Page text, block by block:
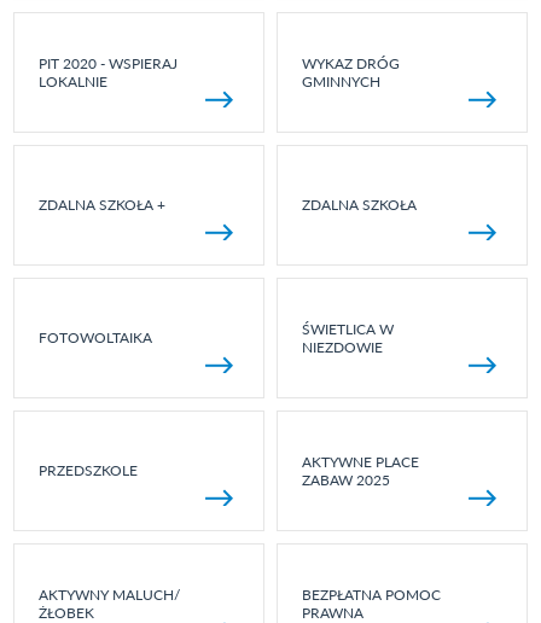
PIT 2020 - WSPIERAJ
LOKALNIE
WYKAZ DRÓG
GMINNYCH
ZDALNA SZKOŁA + ZDALNA SZKOŁA
FOTOWOLTAIKA
ŚWIETLICA W
NIEZDOWIE
PRZEDSZKOLE
AKTYWNE PLACE
ZABAW 2025
AKTYWNY MALUCH/
ŻŁOBEK
BEZPŁATNA POMOC
PRAWNA